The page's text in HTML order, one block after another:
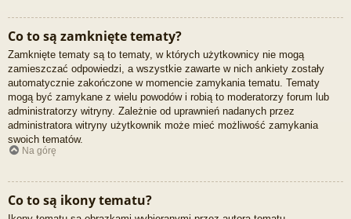
Co to są zamknięte tematy?
Zamknięte tematy są to tematy, w których użytkownicy nie mogą
zamieszczać odpowiedzi, a wszystkie zawarte w nich ankiety zostały
automatycznie zakończone w momencie zamykania tematu. Tematy
mogą być zamykane z wielu powodów i robią to moderatorzy forum lub
administratorzy witryny. Zależnie od uprawnień nadanych przez
administratora witryny użytkownik może mieć możliwość zamykania
swoich tematów.
Na górę
Co to są ikony tematu?